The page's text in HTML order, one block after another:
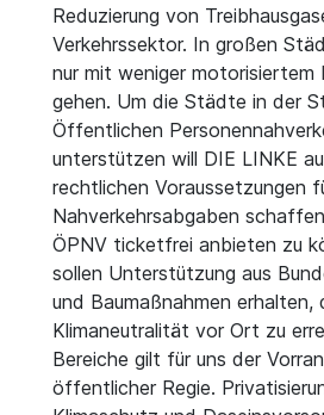
Reduzierung von
Verkehrssektor. In großen
nur mit weniger motorisiertem
gehen. Um die Städte in der
Öffentlichen
unterstützen will DIE LINKE
rechtlichen Voraussetzungen
Nahverkehrsabgaben
ÖPNV ticketfrei anbieten zu
sollen Unterstützung aus
und Baumaßnahmen erhalten,
Klimaneutralität vor Ort zu
Bereiche gilt für uns der
öffentlicher Regie.